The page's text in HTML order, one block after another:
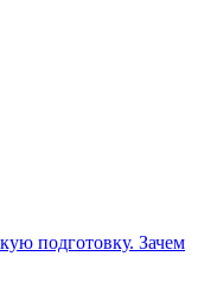
подготовку. Зачем